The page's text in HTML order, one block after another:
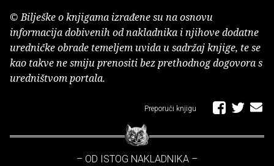
© Bilješke o knjigama izrađene su na osnovu
informacija dobivenih od nakladnika i njihove dodatne
uredničke obrade temeljem uvida u sadržaj knjige, te se
kao takve ne smiju prenositi bez prethodnog dogovora s
uredništvom portala.
Preporuči knjigu
– OD ISTOG NAKLADNIKA –